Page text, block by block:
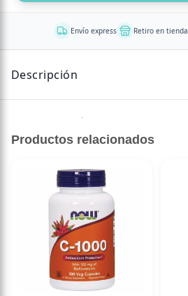
Envío express Retiro en tienda
Descripción
Sin descripción disponible.
Productos relacionados